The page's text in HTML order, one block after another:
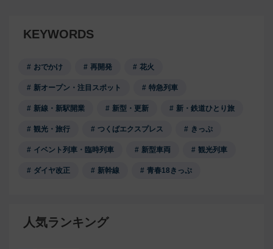
KEYWORDS
おでかけ 再開発 花火
新オープン・注目スポット 特急列車
新線・新駅開業 新型・更新 新・鉄道ひとり旅
観光・旅行 つくばエクスプレス きっぷ
イベント列車・臨時列車 新型車両 観光列車
ダイヤ改正 新幹線 青春18きっぷ
人気ランキング